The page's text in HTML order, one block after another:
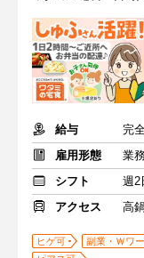
給与
完
雇用形態
業
シフト
週2
アクセス
高
ヒゲ可 副業・Ｗワ